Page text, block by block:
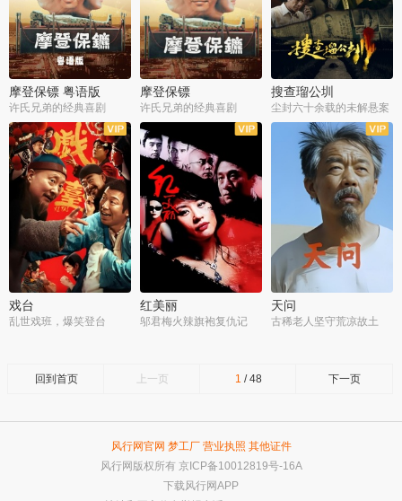
摩登保镖 粤语版
许氏兄弟的经典喜剧
摩登保镖
许氏兄弟的经典喜剧
搜查瑠公圳
尘封六十余载的未解悬案
戏台
乱世戏班，爆笑登台
红美丽
邬君梅火辣旗袍复仇记
天问
古稀老人坚守荒凉故土
回到首页 上一页 1 /48 下一页
风行网官网 梦工厂 营业执照 其他证件
风行网版权所有 京ICP备10012819号-16A
下载风行网APP